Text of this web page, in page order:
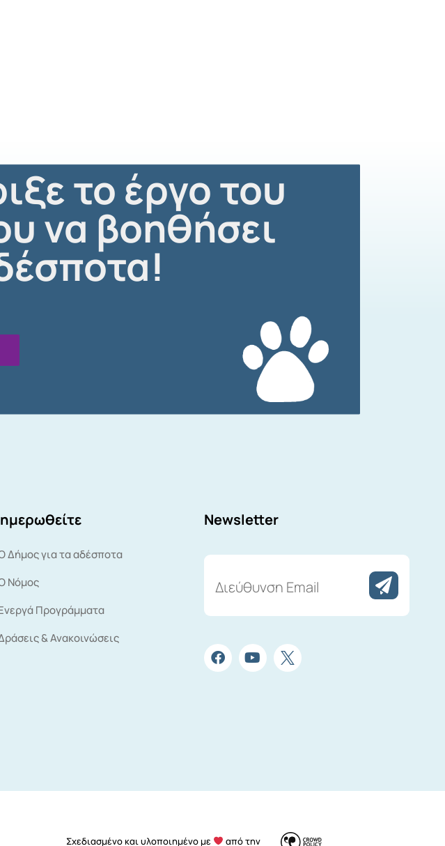
το έργο του
να βοηθήσει
Δήμος για τα αδέσποτα
Νόμος
Προγράμματα
& Ανακοινώσεις
Newsletter
Email
Σχεδιασμένο και υλοποιημένο με από την